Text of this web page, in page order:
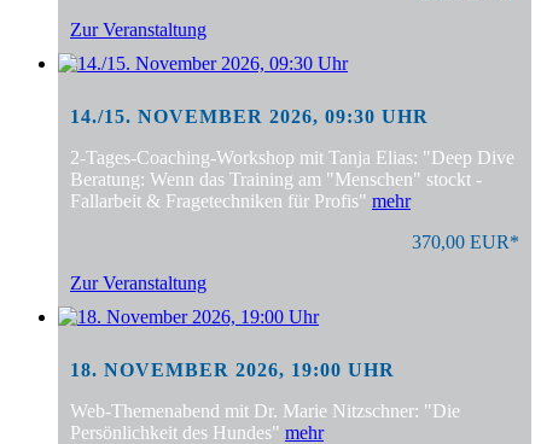
Zur Veranstaltung
14./15. NOVEMBER 2026, 09:30 UHR
2-Tages-Coaching-Workshop mit Tanja Elias: "Deep Dive
Beratung: Wenn das Training am "Menschen" stockt -
Fallarbeit & Fragetechniken für Profis" mehr
370,00 EUR*
Zur Veranstaltung
18. NOVEMBER 2026, 19:00 UHR
Web-Themenabend mit Dr. Marie Nitzschner: "Die
Persönlichkeit des Hundes" mehr